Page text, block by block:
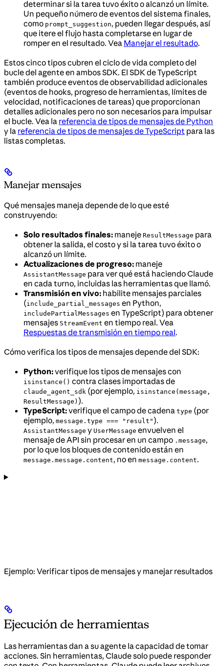
determinar si la tarea tuvo éxito o alcanzó un límite.
Un pequeño número de eventos del sistema finales,
como prompt_suggestion, pueden llegar después, así
que itere el flujo hasta completarse en lugar de
romper en el resultado. Vea Manejar el resultado.
Estos cinco tipos cubren el ciclo de vida completo del
bucle del agente en ambos SDK. El SDK de TypeScript
también produce eventos de observabilidad adicionales
(eventos de hooks, progreso de herramientas, límites de
velocidad, notificaciones de tareas) que proporcionan
detalles adicionales pero no son necesarios para impulsar
el bucle. Vea la referencia de tipos de mensajes de Python
y la referencia de tipos de mensajes de TypeScript para las
listas completas.
Manejar mensajes
Qué mensajes maneja depende de lo que esté
construyendo:
Solo resultados finales: maneje ResultMessage para
obtener la salida, el costo y si la tarea tuvo éxito o
alcanzó un límite.
Actualizaciones de progreso: maneje
AssistantMessage para ver qué está haciendo Claude
en cada turno, incluidas las herramientas que llamó.
Transmisión en vivo: habilite mensajes parciales
(include_partial_messages en Python,
includePartialMessages en TypeScript) para obtener
mensajes StreamEvent en tiempo real. Vea
Respuestas de transmisión en tiempo real.
Cómo verifica los tipos de mensajes depende del SDK:
Python:verifique los tipos de mensajes con
isinstance() contra clases importadas de
claude_agent_sdk (por ejemplo, isinstance(message,
ResultMessage) ).
TypeScript:verifique el campo de cadena type (por
ejemplo, message.type === "result" ).
AssistantMessage y UserMessage envuelven el
mensaje de API sin procesar en un campo .message,
por lo que los bloques de contenido están en
message.message.content, no en message.content.
Ejemplo: Verificar tipos de mensajes y manejar resultados
Ejecución de herramientas
Las herramientas dan a su agente la capacidad de tomar
acciones. Sin herramientas, Claude solo puede responder